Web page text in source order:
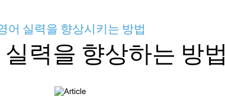
어 실력을 향상시키는 방법
력을 향상하는 방법